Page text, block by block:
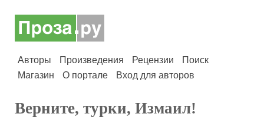
Авторы Произведения Рецензии
Поиск
Магазин
О портале Вход для авторов
Верните, турки, Измаил!